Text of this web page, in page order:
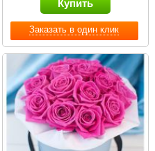
Заказать в один клик
Small
Купить